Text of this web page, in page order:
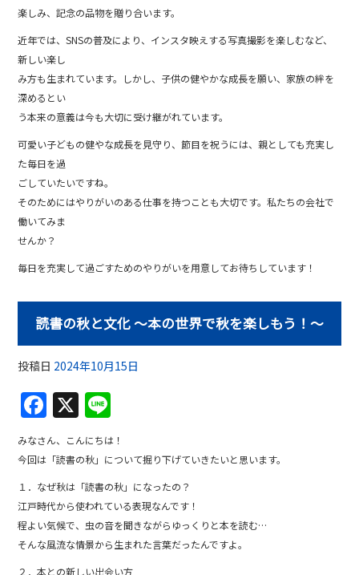
楽しみ、記念の品物を贈り合います。
近年では、SNSの普及により、インスタ映えする写真撮影を楽しむなど、
新しい楽し
み方も生まれています。しかし、子供の健やかな成長を願い、家族の絆を
深めるとい
う本来の意義は今も大切に受け継がれています。
可愛い子どもの健やな成長を見守り、節目を祝うには、親としても充実し
た毎日を過
ごしていたいですね。
そのためにはやりがいのある仕事を持つことも大切です。私たちの会社で
働いてみま
せんか？
毎日を充実して過ごすためのやりがいを用意してお待ちしています！
読書の秋と文化 〜本の世界で秋を楽しもう！〜
投稿日 2024年10月15日
F
a
c
e
b
o
o
X
n
e
みなさん、こんにちは！
今回は「読書の秋」について掘り下げていきたいと思います。
１．なぜ秋は「読書の秋」になったの？
江戸時代から使われている表現なんです！
程よい気候で、虫の音を聞きながらゆっくりと本を読む…
そんな風流な情景から生まれた言葉だったんですよ。
２．本との新しい出会い方